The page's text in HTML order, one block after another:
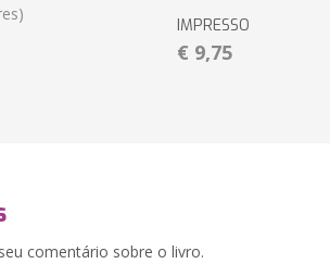
IMPRESSO
€ 9,75
comentário sobre o livro.